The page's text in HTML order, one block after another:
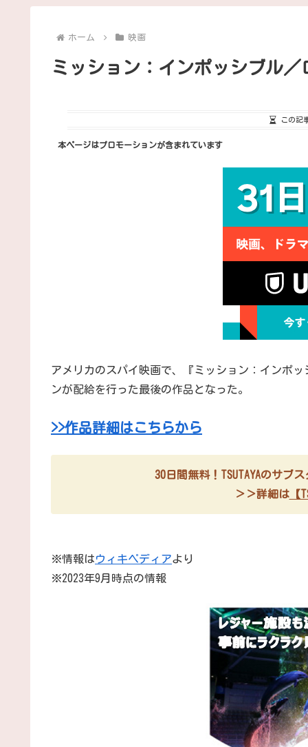
ホーム 映画
ミッション：インポッシブル
この記
本ページはプロモーションが含まれています
アメリカのスパイ映画で、『ミッション：インポ
ンが配給を行った最後の作品となった。
>>作品詳細はこちらから
30日間無料！TSUTAYAのサブ
＞＞詳細は【
※情報はウィキペディアより
※2023年9月時点の情報